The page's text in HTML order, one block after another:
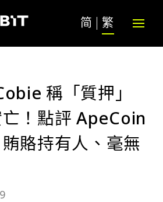
简 繁
稱「質押」
！點評 ApeCoin
賂持有人、毫無